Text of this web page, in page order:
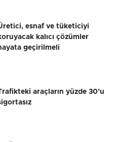
esnaf ve tüketiciyi
kalıcı çözümler
geçirilmeli
araçların yüzde 30’u